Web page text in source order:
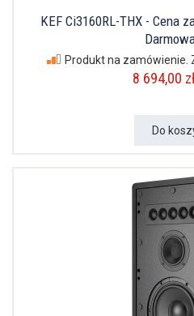
KEF Ci3160RL-THX - Cena
Produkt na zamówienie.
8 694,00
Do